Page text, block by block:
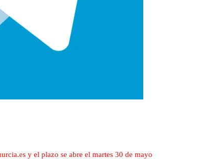
y el plazo se abre el martes 30 de mayo